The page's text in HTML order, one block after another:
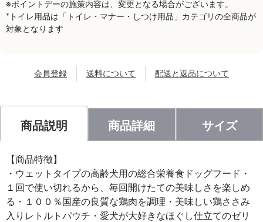
※ポイントデーの施策内容は、変更となる場合がございます。
*トイレ用品は「トイレ・マナー・しつけ用品」カテゴリの全商品が
対象となります
会員登録 送料について 配送と返品について
商品説明 商品詳細 サイズ
【商品特徴】
・ウェットタイプの高齢犬用の総合栄養食ドッグフード・
１回で使い切れるから、毎回開けたての美味しさを楽しめ
る・１００％国産の良質な鶏肉を調理・美味しい鶏ささみ
入りレトルトパウチ・愛犬が大好きなほぐし仕立てのゼリ